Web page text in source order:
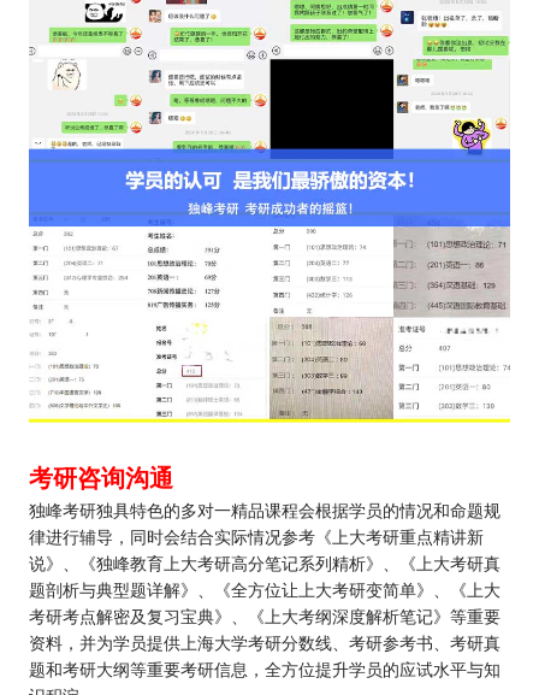
考研咨询沟通
独峰考研独具特色的多对一精品课程会根据学员的情况和命题规
律进行辅导，同时会结合实际情况参考《上大考研重点精讲新
说》、《独峰教育上大考研高分笔记系列精析》、《上大考研真
题剖析与典型题详解》、《全方位让上大考研变简单》、《上大
考研考点解密及复习宝典》、《上大考纲深度解析笔记》等重要
资料，并为学员提供上海大学考研分数线、考研参考书、考研真
题和考研大纲等重要考研信息，全方位提升学员的应试水平与知